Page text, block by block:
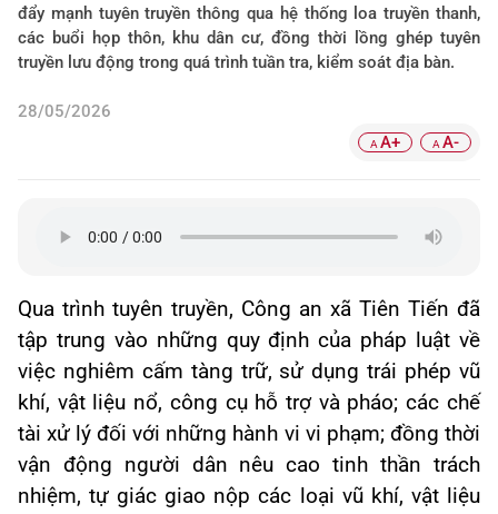
đẩy mạnh tuyên truyền thông qua hệ thống loa truyền thanh,
các buổi họp thôn, khu dân cư, đồng thời lồng ghép tuyên
truyền lưu động trong quá trình tuần tra, kiểm soát địa bàn.
28/05/2026
A A+ A A-
Qua trình tuyên truyền, Công an xã Tiên Tiến đã
tập trung vào những quy định của pháp luật về
việc nghiêm cấm tàng trữ, sử dụng trái phép vũ
khí, vật liệu nổ, công cụ hỗ trợ và pháo; các chế
tài xử lý đối với những hành vi vi phạm; đồng thời
vận động người dân nêu cao tinh thần trách
nhiệm, tự giác giao nộp các loại vũ khí, vật liệu